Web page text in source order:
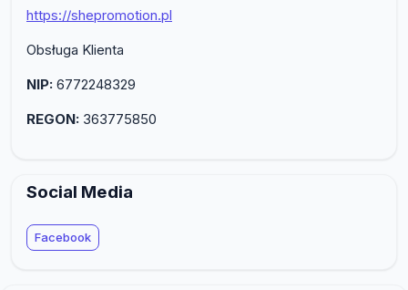
https://shepromotion.pl
Obsługa Klienta
NIP: 6772248329
REGON: 363775850
Social Media
Facebook